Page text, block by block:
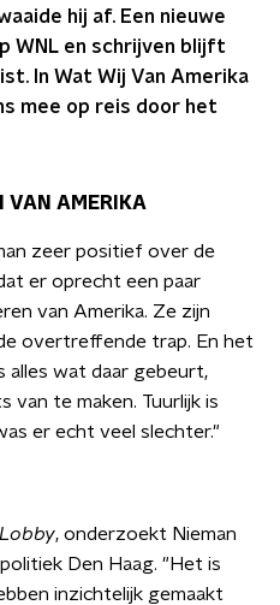
hij af. Een nieuwe
WNL en schrijven blijft
In Wat Wij Van Amerika
mee op reis door het
VAN AMERIKA
zeer positief over de
er oprecht een paar
van Amerika. Ze zijn
overtreffende trap. En het
alles wat daar gebeurt,
van te maken. Tuurlijk is
er echt veel slechter."
, onderzoekt Nieman
Den Haag. "Het is
inzichtelijk gemaakt